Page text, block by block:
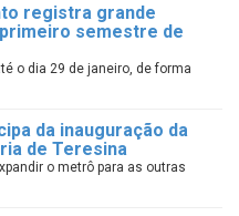
registra grande
semestre de
o dia 29 de janeiro, de forma
da inauguração da
de Teresina
o metrô para as outras